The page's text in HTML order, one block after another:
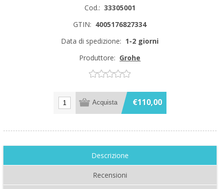
Cod.: 33305001
GTIN: 4005176827334
Data di spedizione: 1-2 giorni
Produttore: Grohe
€110,00
Descrizione
Recensioni